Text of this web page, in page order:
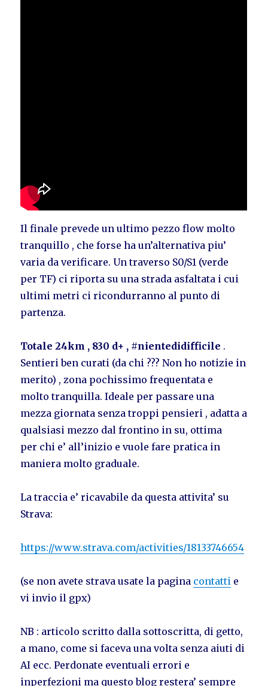
Il finale prevede un ultimo pezzo flow molto
tranquillo , che forse ha un’alternativa piu’
varia da verificare. Un traverso S0/S1 (verde
per TF) ci riporta su una strada asfaltata i cui
ultimi metri ci ricondurranno al punto di
partenza.
Totale 24km , 830 d+ , #nientedidifficile .
Sentieri ben curati (da chi ??? Non ho notizie in
merito) , zona pochissimo frequentata e
molto tranquilla. Ideale per passare una
mezza giornata senza troppi pensieri , adatta a
qualsiasi mezzo dal frontino in su, ottima
per chi e’ all’inizio e vuole fare pratica in
maniera molto graduale.
La traccia e’ ricavabile da questa attivita’ su
Strava:
https://www.strava.com/activities/18133746654
(se non avete strava usate la pagina contatti e
vi invio il gpx)
NB : articolo scritto dalla sottoscritta, di getto,
a mano, come si faceva una volta senza aiuti di
AI ecc. Perdonate eventuali errori e
inperfezioni ma questo blog restera’ sempre